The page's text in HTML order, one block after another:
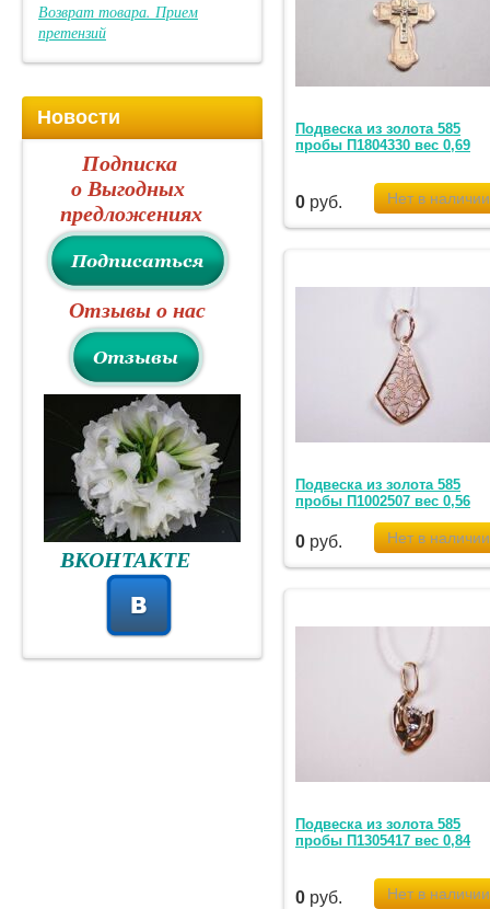
Подвеска из золота 585
пробы П1804330 вес 0,69
0 руб.
Подвеска из золота 585
пробы П1002507 вес 0,56
0 руб.
Подвеска из золота 585
пробы П1305417 вес 0,84
0 руб.
Возврат товара. Прием
претензий
Новости
Подписка
о Выгодных
предложениях
Отзывы о нас
ВКОНТАКТЕ